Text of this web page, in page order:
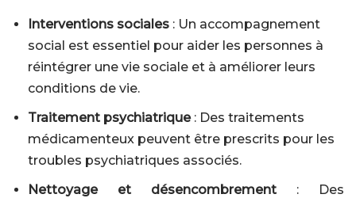
Interventions sociales : Un accompagnement
social est essentiel pour aider les personnes à
réintégrer une vie sociale et à améliorer leurs
conditions de vie.
Traitement psychiatrique: Des traitements
médicamenteux peuvent être prescrits pour les
troubles psychiatriques associés.
Nettoyage et désencombrement : Des